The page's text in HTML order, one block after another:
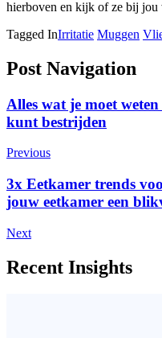
hierboven en kijk of ze bij jou
Tagged InIrritatie Muggen
Post Navigation
Alles wat je moet
kunt bestrijden
Previous
3x Eetkamer trends
jouw eetkamer een
Next
Recent Insights